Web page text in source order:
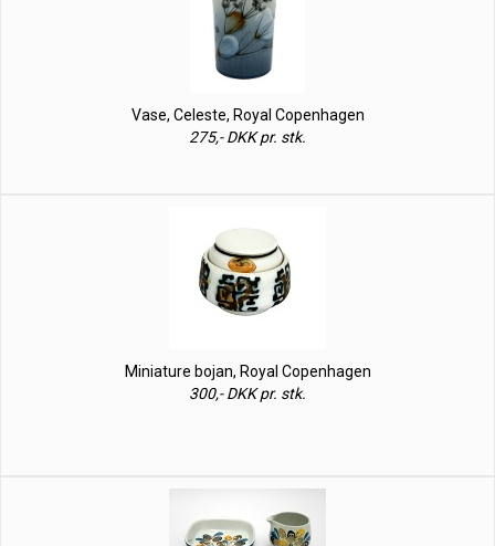
Vase, Celeste, Royal Copenhagen
275,- DKK pr. stk.
Miniature bojan, Royal Copenhagen
300,- DKK pr. stk.